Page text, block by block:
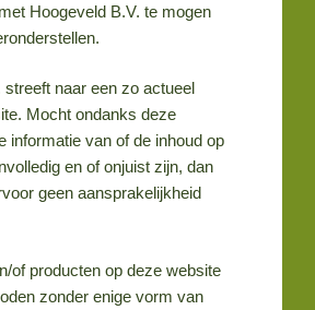
Hoogeveld B.V. te mogen
streeft naar een zo actueel
Mocht ondanks deze
informatie van of de inhoud op
en of onjuist zijn, dan
geen aansprakelijkheid
of producten op deze website
zonder enige vorm van